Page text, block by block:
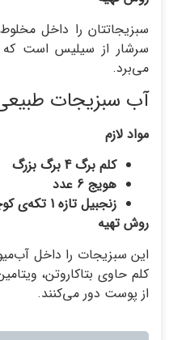
سبزیجاتتان را داخل
سرشار از سیلیس است که
می‌برد.
آب سبزیجات
مواد لازم
کلم برگ 4 برگ بزرگ
هویج 6 عدد
زنجبیل تازه 1 تکه‌ی کوچک
روش تهیه
این سبزیجات را داخل
از پوست دور می‌کنند.